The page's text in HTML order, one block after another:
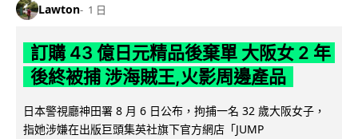
Lawton 1 日
訂購 43 億日元精品後棄單 大阪女 2 年
後終被捕 涉海賊王,火影周邊產品
日本警視廳神田署 8 月 6 日公布，拘捕一名 32 歲大阪女子，
指她涉嫌在出版巨頭集英社旗下官方網店「JUMP